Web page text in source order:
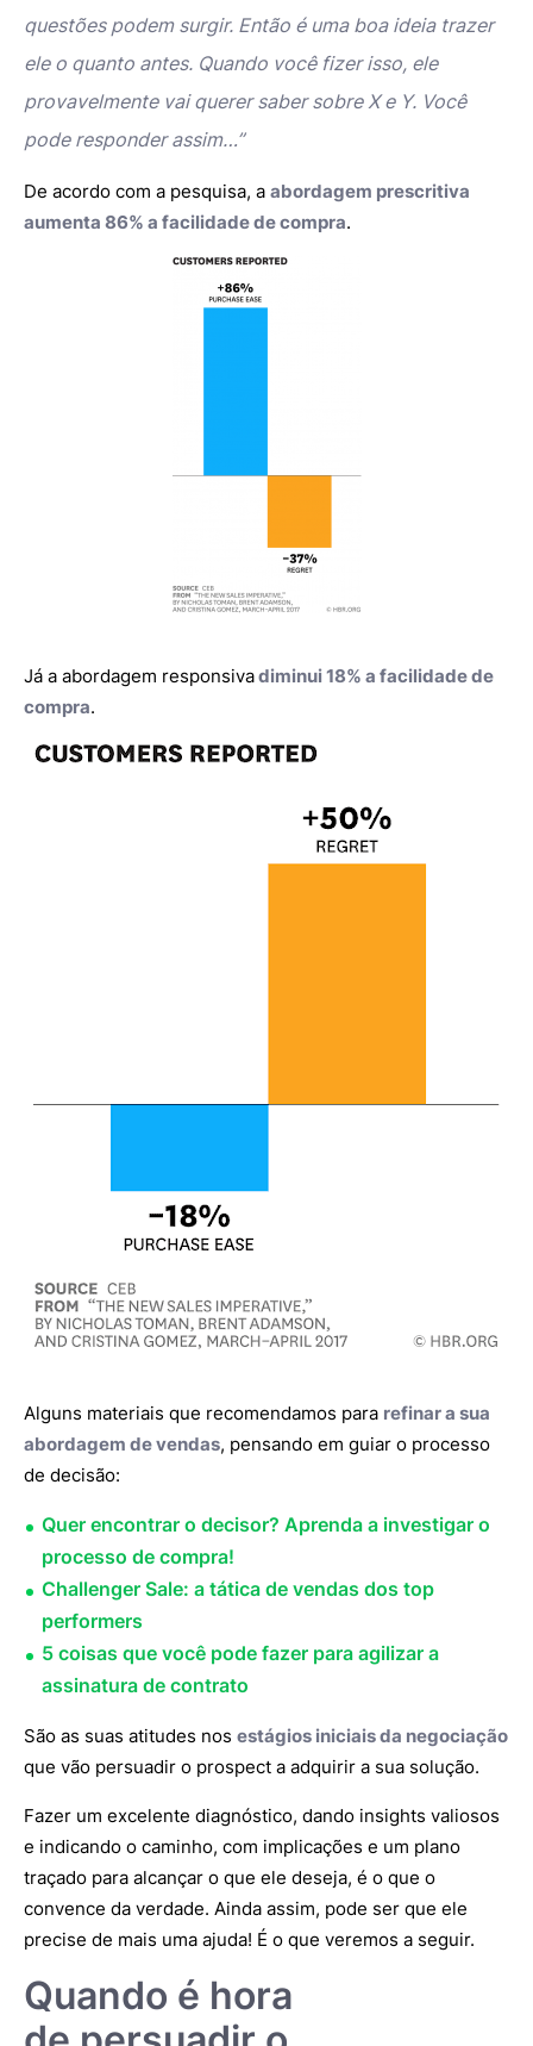
questões podem surgir. Então é uma boa ideia trazer
ele o quanto antes. Quando você fizer isso, ele
provavelmente vai querer saber sobre X e Y. Você
pode responder assim…”
De acordo com a pesquisa, a abordagem prescritiva
aumenta 86% a facilidade de compra.
Já a abordagem responsivadiminui 18% a facilidade de
compra.
Alguns materiais que recomendamos para refinar a sua
abordagem de vendas, pensando em guiar o processo
de decisão:
Quer encontrar o decisor? Aprenda a investigar o
processo de compra!
Challenger Sale: a tática de vendas dos top
performers
5 coisas que você pode fazer para agilizar a
assinatura de contrato
São as suas atitudes nos estágios iniciais da negociação
que vão persuadir o prospect a adquirir a sua solução.
Fazer um excelente diagnóstico, dando insights valiosos
e indicando o caminho, com implicações e um plano
traçado para alcançar o que ele deseja, é o que o
convence da verdade. Ainda assim, pode ser que ele
precise de mais uma ajuda! É o que veremos a seguir.
Quando é hora